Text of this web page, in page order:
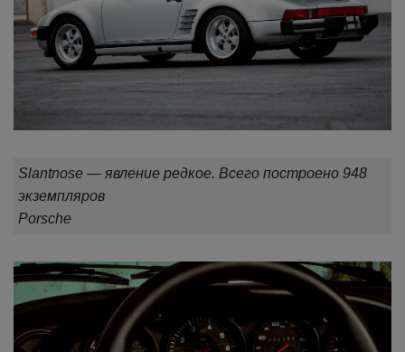
Slantnose — явление редкое. Всего построено 948
экземпляров
Porsche